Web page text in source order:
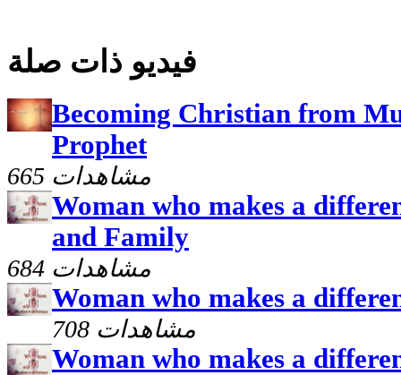
فيديو ذات صلة
Becoming Christian from
Prophet
665 مشاهدات
Woman who makes a
and Family
684 مشاهدات
Woman who makes a
708 مشاهدات
Woman who makes a